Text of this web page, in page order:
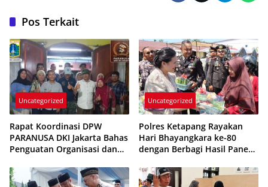
Pos Terkait
Uncategorized
Rapat Koordinasi DPW
PARANUSA DKI Jakarta Bahas
Penguatan Organisasi dan
Uncategorized
Polres Ketapang Rayakan
Hari Bhayangkara ke-80
dengan Berbagi Hasil Panen